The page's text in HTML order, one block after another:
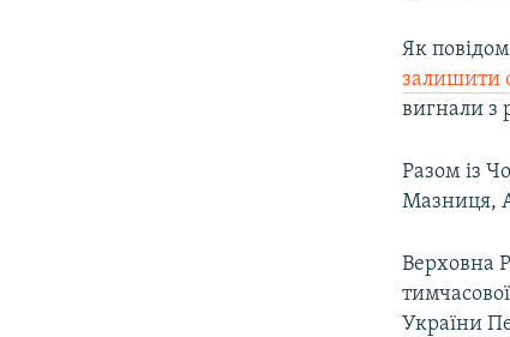
Як
залишити
вигнали з
Разом із
Мазниця,
Верховна
України